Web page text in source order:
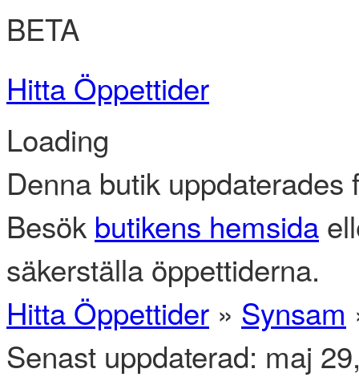
BETA
Hitta Öppettider
Loading
Denna butik
Besök butikens hemsida
säkerställa öppettiderna.
Hitta Öppettider » Synsam
Senast uppdaterad: maj